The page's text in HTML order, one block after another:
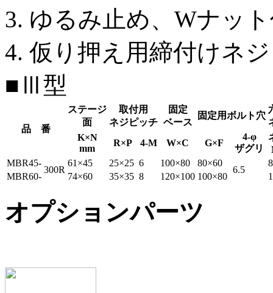
3. ゆるみ止め、Wナッ
4. 仮り押え用締付けネジ
■Ⅲ型
品 番
ステージ
面
取付用
ネジピッチ
固定
ベース
固定用ボルト穴
K×N
mm
R×P 4-M W×C G×F
4-φ
ザグリ
MBR45-
300R
61×45 25×25 6 100×80 80×60
6.5
8
MBR60-
74×60 35×35 8 120×100 100×80
オプションパーツ